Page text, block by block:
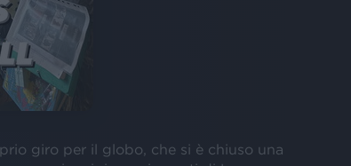
giro per il globo, che si è chiuso una